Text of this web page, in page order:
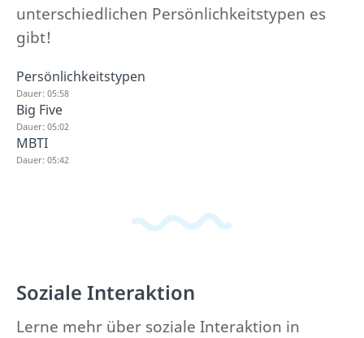
unterschiedlichen Persönlichkeitstypen es
gibt!
Persönlichkeitstypen
Dauer: 05:58
Big Five
Dauer: 05:02
MBTI
Dauer: 05:42
Soziale Interaktion
Lerne mehr über soziale Interaktion in